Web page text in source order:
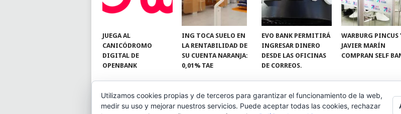
JUEGA AL
CANICÓDROMO
DIGITAL DE
OPENBANK
ING TOCA SUELO EN
LA RENTABILIDAD DE
SU CUENTA NARANJA:
0,01% TAE
EVO BANK PERMITIRÁ
INGRESAR DINERO
DESDE LAS OFICINAS
DE CORREOS.
WARBURG PINCUS
JAVIER MARÍN
COMPRAN SELF
© 2026 BLOGAHORRO
Utilizamos cookies propias y de terceros para garantizar el funcionamiento de la web,
medir su uso y mejorar nuestros servicios. Puede aceptar todas las cookies, rechazar